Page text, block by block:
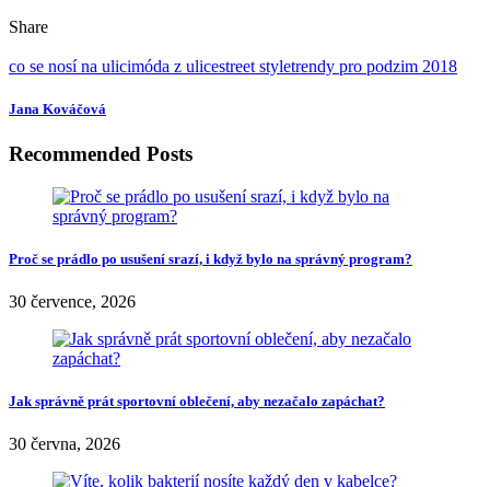
Share
co se nosí na ulicimóda z ulicestreet styletrendy pro podzim 2018
Jana Kováčová
Recommended Posts
Proč se prádlo po usušení srazí, i když bylo na správný program?
30 července, 2026
Jak správně prát sportovní oblečení, aby nezačalo zapáchat?
30 června, 2026